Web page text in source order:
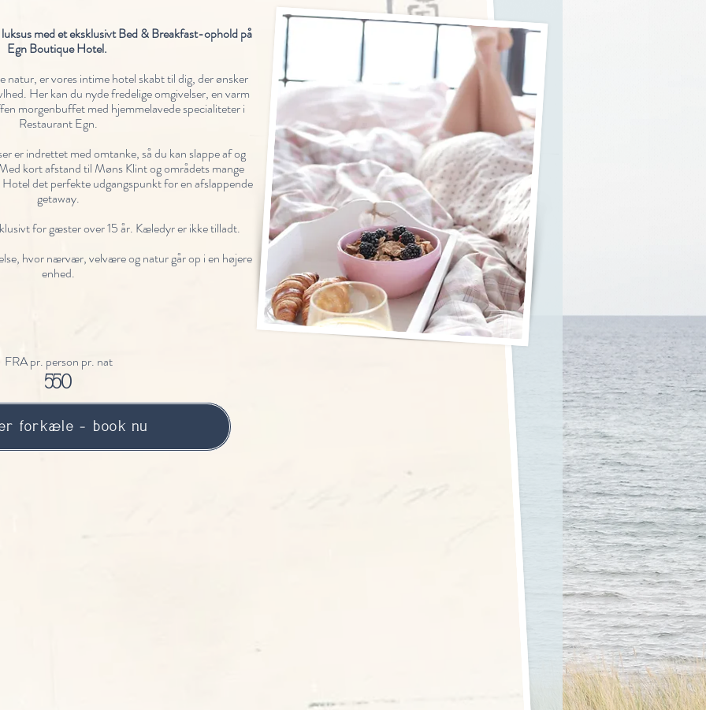
med et eksklusivt Bed & Breakfast-ophold på
Egn Boutique Hotel.
er vores intime hotel skabt til dig, der ønsker
Her kan du nyde fredelige omgivelser, en varm
morgenbuffet med hjemmelavede specialiteter i
Restaurant Egn.
er indrettet med omtanke, så du kan slappe af og
kort afstand til Møns Klint og områdets mange
det perfekte udgangspunkt for en afslappende
getaway.
for gæster over 15 år. Kæledyr er ikke tilladt.
hvor nærvær, velvære og natur går op i en højere
enhed.
FRA pr. person pr. nat
550
forkæle - book nu